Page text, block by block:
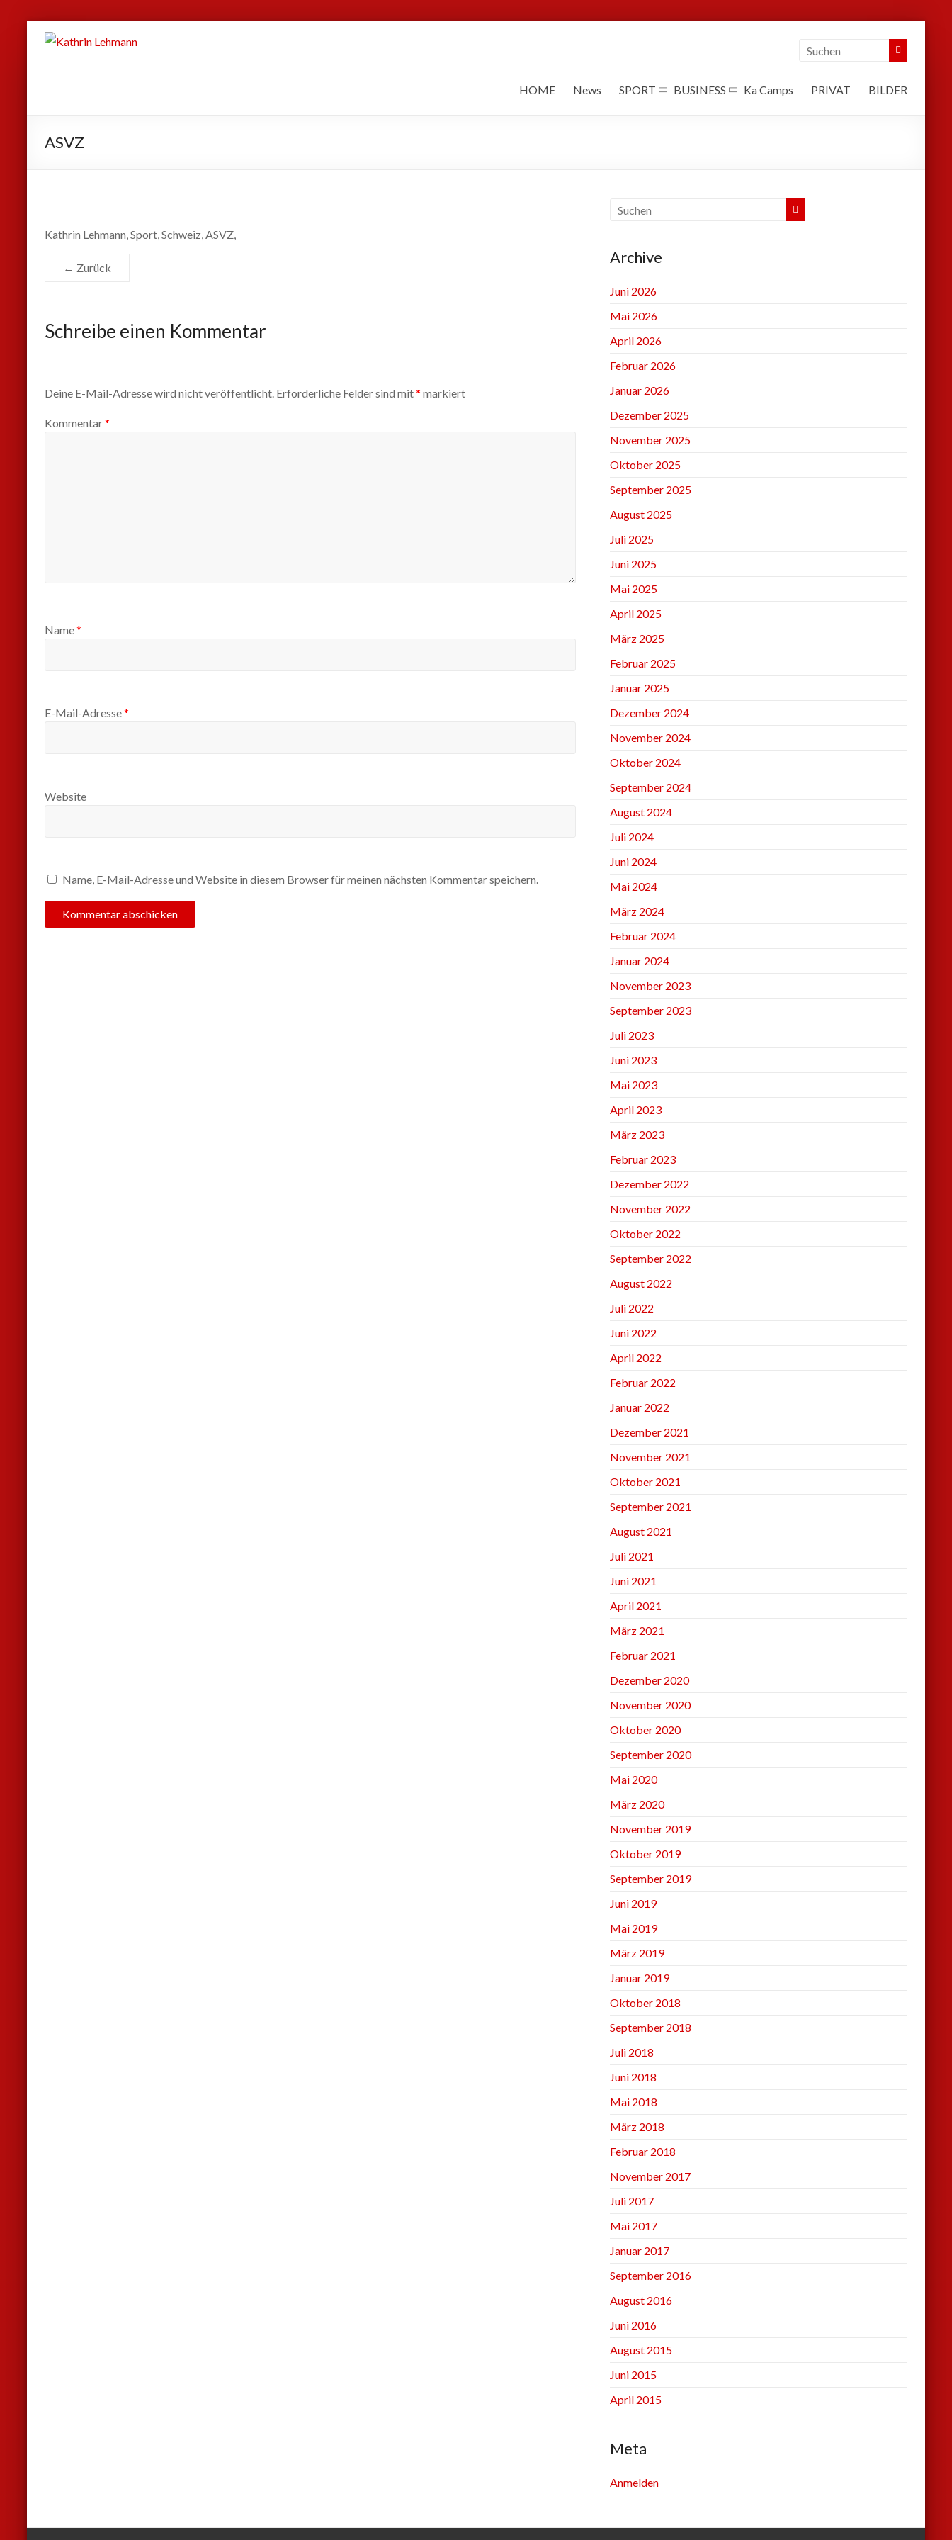
Zum
Kathrin
Business
HOME News SPORT BUSINESS Ka Camps PRIVAT BILDER
ASVZ
Kathrin Lehmann, Sport, Schweiz, ASVZ,
← Zurück
Schreibe einen Kommentar
Deine E-Mail-Adresse wird nicht veröffentlicht. Erforderliche Felder sind mit* markiert
Kommentar*
Name*
E-Mail-Adresse*
Website
Name, E-Mail-Adresse und Website in diesem Browser für meinen nächsten Kommentar speichern.
Archive
Juni 2026
Mai 2026
April 2026
Februar 2026
Januar 2026
Dezember 2025
November 2025
Oktober 2025
September 2025
August 2025
Juli 2025
Juni 2025
Mai 2025
April 2025
März 2025
Februar 2025
Januar 2025
Dezember 2024
November 2024
Oktober 2024
September 2024
August 2024
Juli 2024
Juni 2024
Mai 2024
März 2024
Februar 2024
Januar 2024
November 2023
September 2023
Juli 2023
Juni 2023
Mai 2023
April 2023
März 2023
Februar 2023
Dezember 2022
November 2022
Oktober 2022
September 2022
August 2022
Juli 2022
Juni 2022
April 2022
Februar 2022
Januar 2022
Dezember 2021
November 2021
Oktober 2021
September 2021
August 2021
Juli 2021
Juni 2021
April 2021
März 2021
Februar 2021
Dezember 2020
November 2020
Oktober 2020
September 2020
Mai 2020
März 2020
November 2019
Oktober 2019
September 2019
Juni 2019
Mai 2019
März 2019
Januar 2019
Oktober 2018
September 2018
Juli 2018
Juni 2018
Mai 2018
März 2018
Februar 2018
November 2017
Juli 2017
Mai 2017
Januar 2017
September 2016
August 2016
Juni 2016
August 2015
Juni 2015
April 2015
Meta
Anmelden